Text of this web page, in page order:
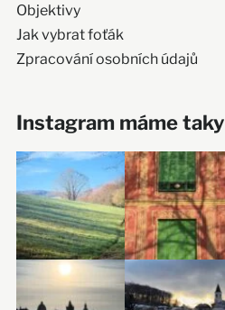
Objektivy
Jak vybrat foťák
Zpracování osobních údajů
Instagram máme taky